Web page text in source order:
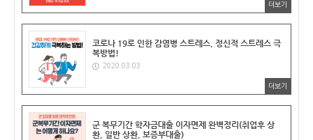
더보기
코로나 19로 인한 감염병 스트레스, 정신적 스트레스 극
복방법!
2020.03.03
더보기
군 복무기간 학자금대출 이자면제 완벽정리(취업후 상
환, 일반 상환, 보증부대출)